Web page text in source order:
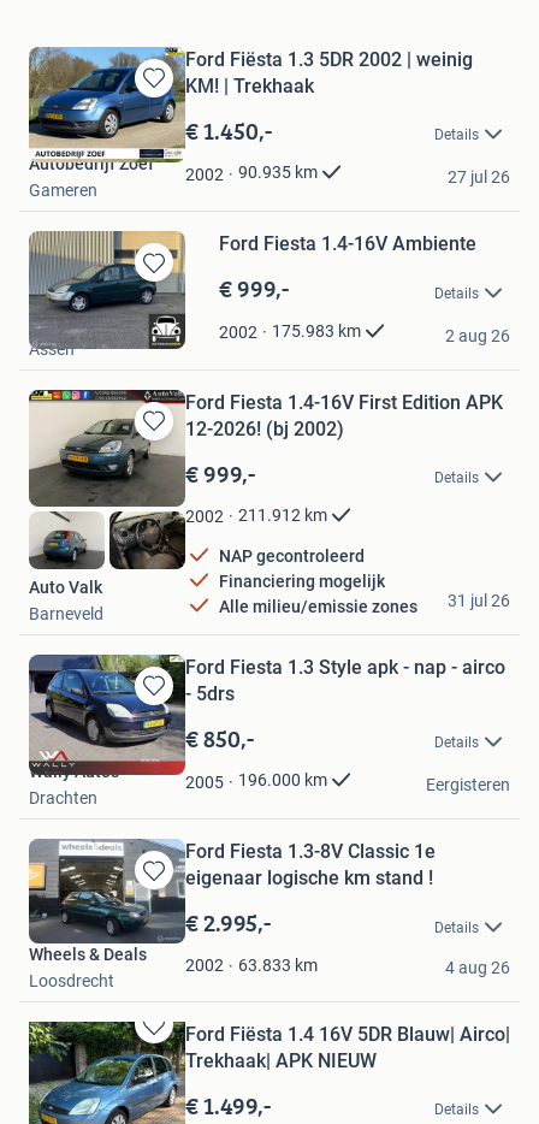
Bewaren
in
Mijn
Favorieten
Ford Fiësta 1.3 5DR 2002 | weinig
KM! | Trekhaak
€ 1.450,- Details
2002 90.935 km
Autobedrijf Zoef
Gameren
27 jul 26
Bewaren
in
Mijn
Favorieten
Ford Fiesta 1.4-16V Ambiente
€ 999,- Details
2002 175.983 km
Autohuis Assen
Assen
2 aug 26
Bewaren
in
Mijn
Favorieten
Ford Fiesta 1.4-16V First Edition APK
12-2026! (bj 2002)
€ 999,- Details
2002 211.912 km
NAP gecontroleerd
Financiering mogelijk
Alle milieu/emissie zones
Auto Valk
Barneveld
31 jul 26
Bewaren
in
Mijn
Favorieten
Ford Fiesta 1.3 Style apk - nap - airco
- 5drs
€ 850,- Details
2005 196.000 km
Wally Auto's
Drachten
Eergisteren
Bewaren
in
Mijn
Favorieten
Ford Fiesta 1.3-8V Classic 1e
eigenaar logische km stand !
€ 2.995,- Details
2002 63.833 km
Wheels & Deals
Loosdrecht
4 aug 26
Bewaren
in
Mijn
Favorieten
Ford Fiësta 1.4 16V 5DR Blauw| Airco|
Trekhaak| APK NIEUW
€ 1.499,- Details